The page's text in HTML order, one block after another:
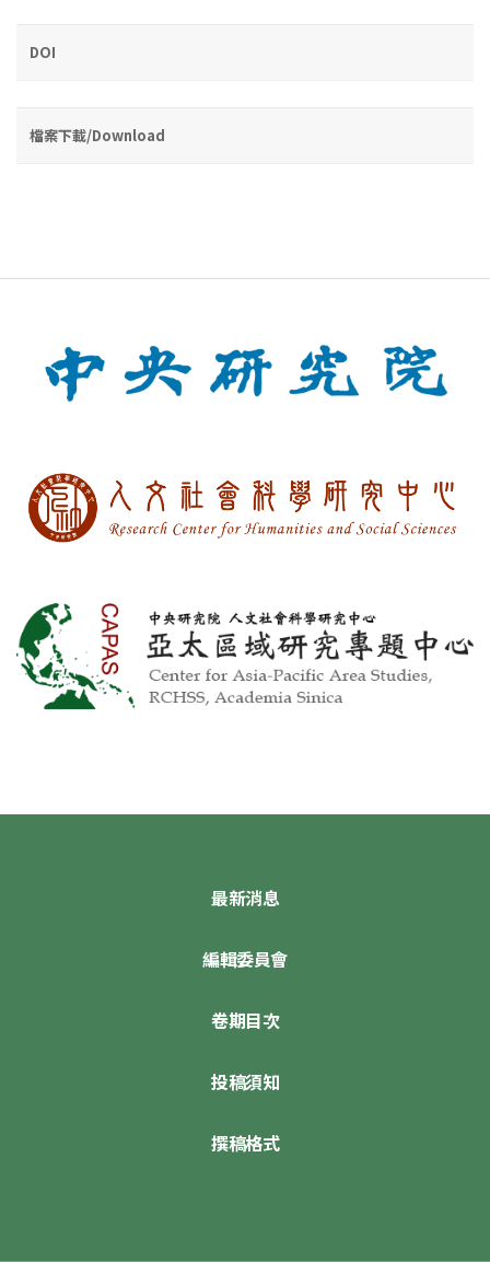
DOI
檔案下載/Download
最新消息
編輯委員會
卷期目次
投稿須知
撰稿格式